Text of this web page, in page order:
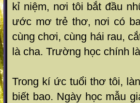
kỉ niệm, nơi tôi bắt đầu
ước mơ trẻ thơ, nơi có
cùng chơi, cùng hái rau,
là cha. Trường học chính
Trong kí ức tuổi thơ tôi,
biết bao. Ngày học mẫu